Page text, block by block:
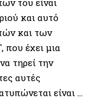
του είναι
και αυτό
και των
που έχει μια
τηρεί την
αυτές
είναι …